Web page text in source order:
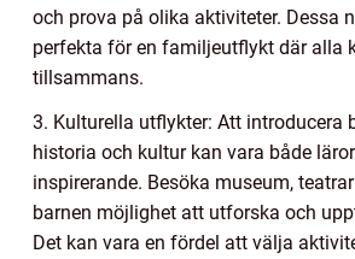
och prova på olika aktiviteter. Dessa
perfekta för en familjeutflykt där alla
tillsammans.
3. Kulturella utflykter: Att introducera
historia och kultur kan vara både
inspirerande. Besöka museum,
barnen möjlighet att utforska och
Det kan vara en fördel att välja